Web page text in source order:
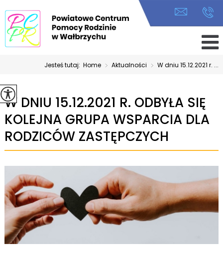
Jesteś tutaj:Home > Aktualności > W dniu 15.12.2021 r. ...
W DNIU 15.12.2021 R. ODBYŁA SIĘ
KOLEJNA GRUPA WSPARCIA DLA
RODZICÓW ZASTĘPCZYCH